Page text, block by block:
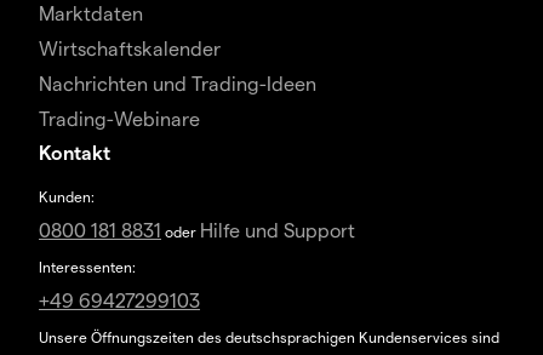
Marktdaten
Wirtschaftskalender
Nachrichten und Trading-Ideen
Trading-Webinare
Kontakt
Kunden:
0800 181 8831 oder Hilfe und Support
Interessenten:
+49 69427299103
Unsere Öffnungszeiten des deutschsprachigen Kundenservices sind